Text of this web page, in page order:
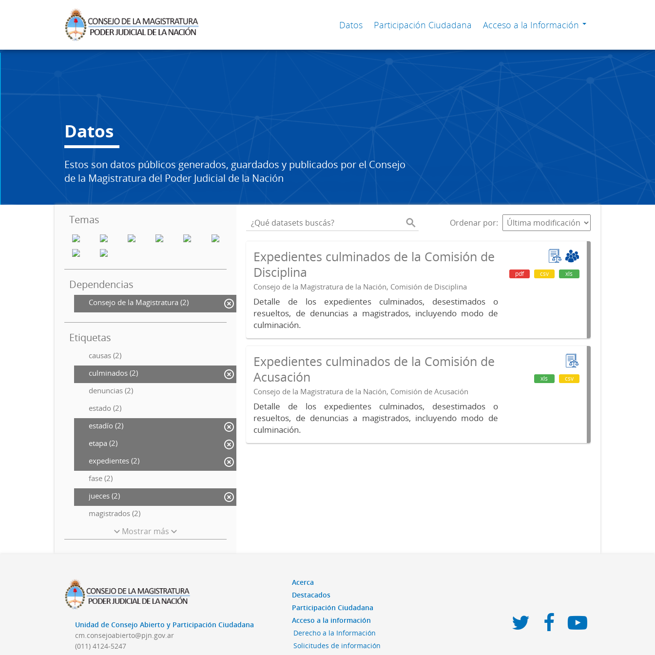
Datos Participación Ciudadana Acceso a la Información
Datos
Estos son datos públicos generados, guardados y publicados por el Consejo
de la Magistratura del Poder Judicial de la Nación
Temas
Dependencias
Consejo de la Magistratura (2)
Etiquetas
causas (2)
culminados (2)
denuncias (2)
estado (2)
estadío (2)
etapa (2)
expedientes (2)
fase (2)
jueces (2)
magistrados (2)
Mostrar más
Ordenar por
Expedientes culminados de la Comisión de
Disciplina
Consejo de la Magistratura de la Nación, Comisión de Disciplina
Detalle de los expedientes culminados, desestimados o
resueltos, de denuncias a magistrados, incluyendo modo de
culminación.
pdf csv xls
Expedientes culminados de la Comisión de
Acusación
Consejo de la Magistratura de la Nación, Comisión de Acusación
Detalle de los expedientes culminados, desestimados o
resueltos, de denuncias a magistrados, incluyendo modo de
culminación.
xls csv
Unidad de Consejo Abierto y Participación Ciudadana
cm.consejoabierto@pjn.gov.ar
(011) 4124-5247
Acerca
Destacados
Participación Ciudadana
Acceso a la información
Derecho a la Información
Solicitudes de información